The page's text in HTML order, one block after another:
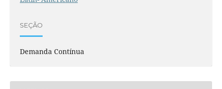
SEÇÃO
Demanda Contínua